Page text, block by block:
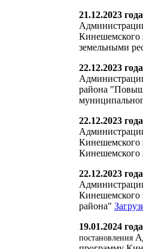
21.12.2023 года
Кинешемского
земельными
22.12.2023 года
района
22.12.2023 года
Кинешемского
Кинешемского
22.12.2023 года
Кинешемского
района"
19.01.2024 года
постановления